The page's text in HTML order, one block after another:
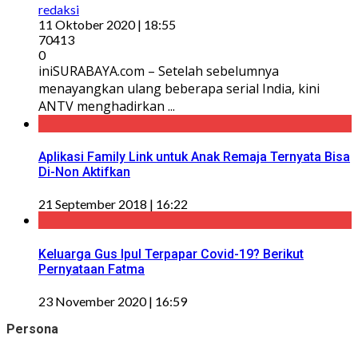
redaksi
11 Oktober 2020 | 18:55
70413
0
iniSURABAYA.com – Setelah sebelumnya
menayangkan ulang beberapa serial India, kini
ANTV menghadirkan ...
Aplikasi Family Link untuk Anak Remaja Ternyata Bisa
Di-Non Aktifkan
21 September 2018 | 16:22
Keluarga Gus Ipul Terpapar Covid-19? Berikut
Pernyataan Fatma
23 November 2020 | 16:59
Persona